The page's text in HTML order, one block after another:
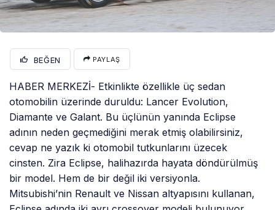
BEĞEN PAYLAŞ
HABER MERKEZİ- Etkinlikte özellikle üç sedan
otomobilin üzerinde duruldu: Lancer Evolution,
Diamante ve Galant. Bu üçlünün yanında Eclipse
adının neden geçmediğini merak etmiş olabilirsiniz,
cevap ne yazık ki otomobil tutkunlarını üzecek
cinsten. Zira Eclipse, halihazırda hayata döndürülmüş
bir model. Hem de bir değil iki versiyonla.
Mitsubishi’nin Renault ve Nissan altyapısını kullanan,